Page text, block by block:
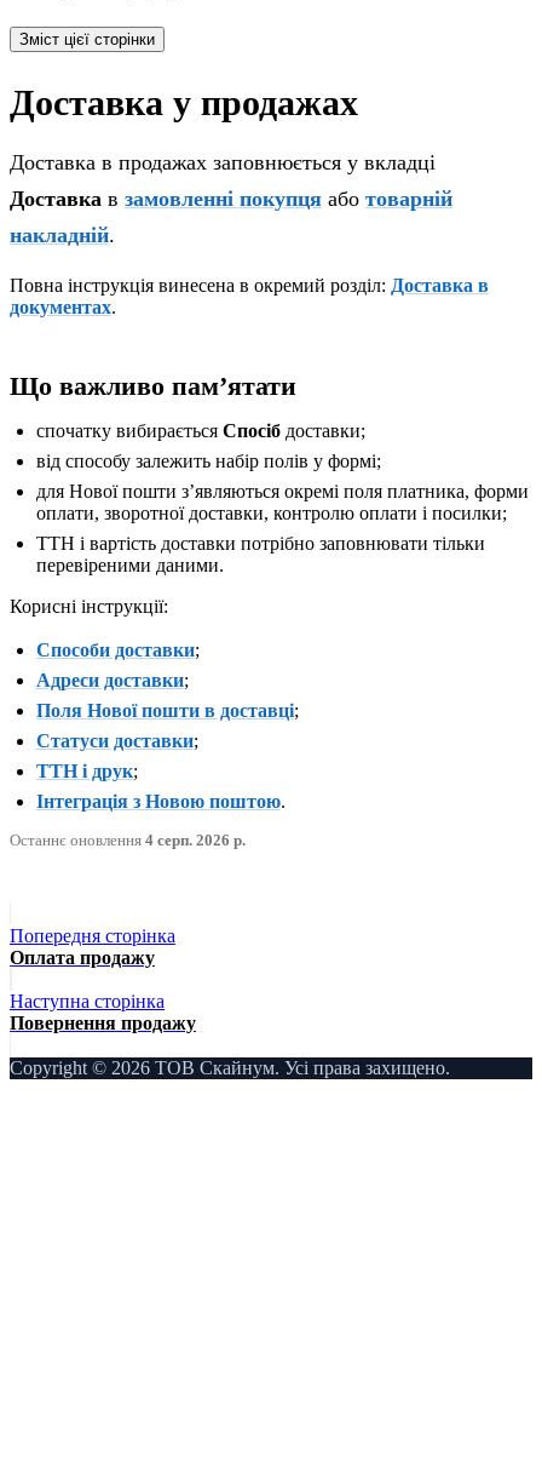
Зміст цієї сторінки
Доставка у продажах
Доставка в продажах заповнюється у вкладці
Доставка в замовленні покупця або товарній
накладній.
Повна інструкція винесена в окремий розділ: Доставка в
документах.
Що важливо памʼятати
спочатку вибирається Спосібдоставки;
від способу залежить набір полів у формі;
для Нової пошти зʼявляються окремі поля платника, форми
оплати, зворотної доставки, контролю оплати і посилки;
ТТН і вартість доставки потрібно заповнювати тільки
перевіреними даними.
Корисні інструкції:
Способи доставки;
Адреси доставки;
Поля Нової пошти в доставці;
Статуси доставки;
ТТН і друк;
Інтеграція з Новою поштою.
Останнє оновлення 4 серп. 2026 р.
Попередня сторінка
Оплата продажу
Наступна сторінка
Повернення продажу
Copyright © 2026 ТОВ Скайнум. Усі права захищено.